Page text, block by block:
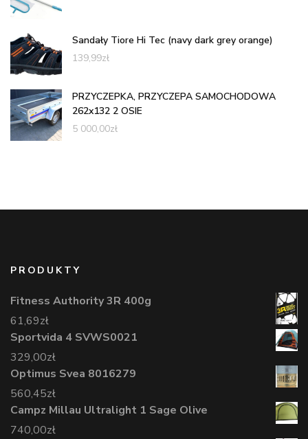
Sandały Tiore Hi Tec (navy dark grey orange)
139,99zł
PRZYCZEPKA, PRZYCZEPA SAMOCHODOWA
262x132 2 OSIE
5 000,00zł
PRODUKTY
Fitness Authority 3R 400g
61,69zł
Sportvida 4 SVWS0021
329,00zł
Optimus Svea 8016279
560,45zł
Campz Millau Ultralight 1 Sage Olive
740,00zł